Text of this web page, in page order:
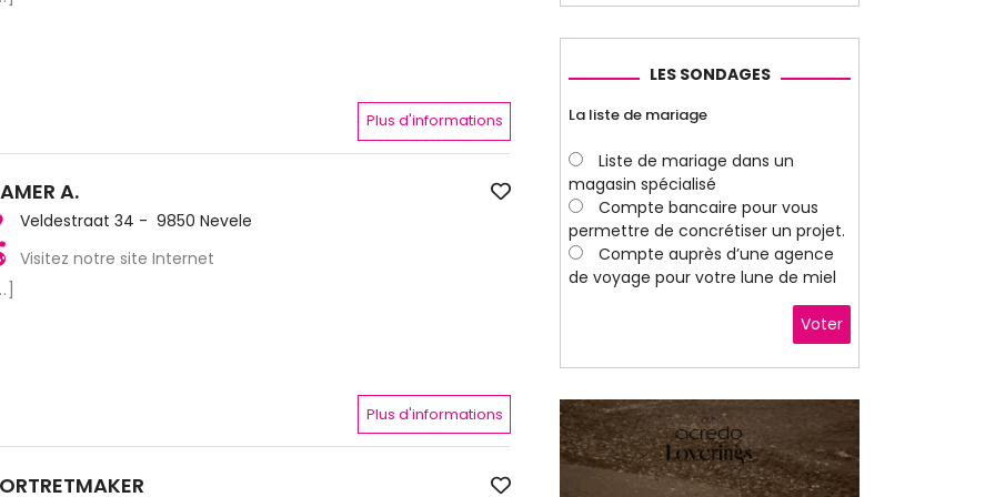
Plus d'informations
A.
Veldestraat 34 - 9850 Nevele
Visitez notre site Internet
Plus d'informations
LES SONDAGES
La liste de mariage
Liste de mariage dans un
magasin spécialisé
Compte bancaire pour vous
permettre de concrétiser un projet.
Compte auprès d’une agence
de voyage pour votre lune de miel
Voter